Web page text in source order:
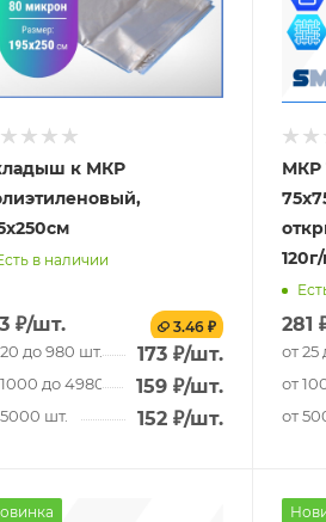
к МКР
в наличии
₽/шт. 3.46 ₽
до 980 шт. 173 ₽/шт.
до 4980 шт. 159 ₽/шт.
шт. 152 ₽/шт.
МКР
281
от 25
от
от